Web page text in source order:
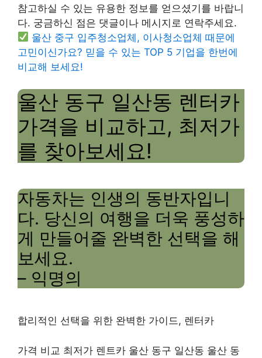
참고하실 수 있는 유용한 정보를 얻으셨기를 바랍니
다. 궁금하신 점은 댓글이나 메시지로 연락주세요.
울산 중구 입주청소업체, 이사청소업체 때문에
고민이신가요? 믿을 수 있는 TOP 5 기업을 한번에
비교해 보세요!
울산 동구 일산동 렌터카
가격을 비교하고, 최저가
를 찾아보세요!
자동차는 인생의 동반자입니
다. 당신의 여행을 더욱 풍성하
게 만들어줄 완벽한 선택을 해
보세요.
– 익명의
합리적인 선택을 위한 완벽한 가이드, 렌터카
가격 비교 최저가 렌트카 울산 동구 일산동 울산 동